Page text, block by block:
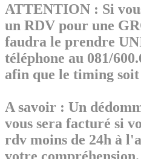
ATTENTION : Si
un RDV pour une
faudra le prendre
téléphone au 081/
afin que le timing soit
A savoir : Un
vous sera facturé si
rdv moins de 24h à
votre compréhension.